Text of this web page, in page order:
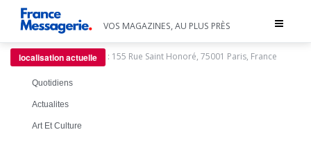
Toggle
VOS MAGAZINES, AU PLUS PRÈS
localisation actuelle : 155 Rue Saint Honoré, 75001 Paris, France
Quotidiens
Actualites
Art Et Culture